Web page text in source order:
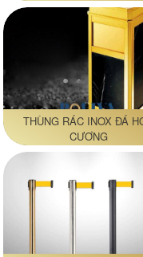
THÙNG RÁC INOX ĐÁ
CƯƠNG